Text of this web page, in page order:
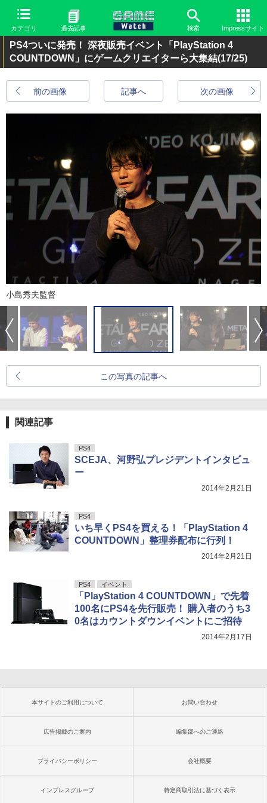
カテゴリ 過去記事 検索 Impressサイト
PS4ついに発売！ 深夜販売イベント「PlayStation 4
COUNTDOWN」にゲームクリエイターら大集結(17/25)
前の画像 次の画像
記事へ
小島秀夫監督
この写真の記事へ
関連記事
PS4
SCEJA、河野弘プレジデントインタビュ
ー
2014年2月21日
PS4
いち早くPS4を買える！「PlayStation 4
COUNTDOWN」整理券配布に行列！
2014年2月21日
PS4 イベント
「PlayStation 4 COUNTDOWN」で先着
100名にPS4を先行販売！ 購入者のうち3
0名はカウントダウンイベントにご招待
2014年2月17日
本サイトのご利用について お問い合わせ
広告掲載のご案内 編集部へのご連絡
プライバシーポリシー 会社概要
インプレスグループ 特定商取引法に基づく表示